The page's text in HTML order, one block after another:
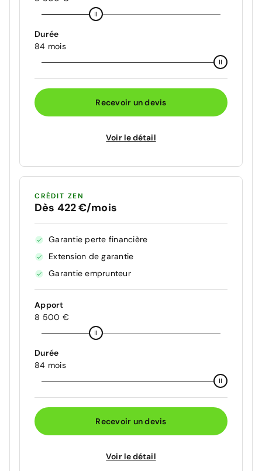
Durée
84 mois
Recevoir un devis
Voir le détail
CRÉDIT ZEN
Dès 422 €/mois
Garantie perte financière
Extension de garantie
Garantie emprunteur
Apport
8 500 €
Durée
84 mois
Recevoir un devis
Voir le détail